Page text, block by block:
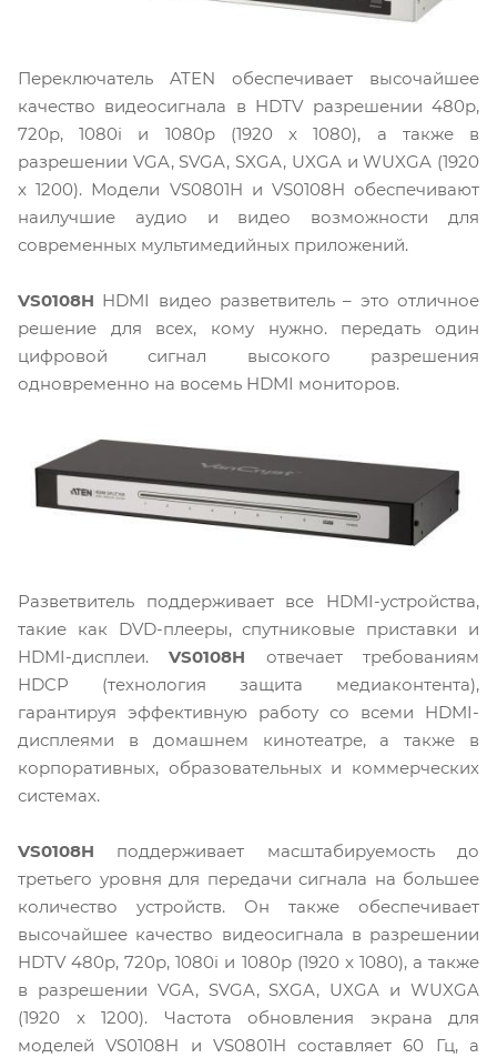
Переключатель ATEN обеспечивает высочайшее
качество видеосигнала в HDTV разрешении 480p,
720p, 1080i и 1080p (1920 x 1080), а также в
разрешении VGA, SVGA, SXGA, UXGA и WUXGA (1920
x 1200). Модели VS0801H и VS0108H обеспечивают
наилучшие аудио и видео возможности для
современных мультимедийных приложений.
VS0108H HDMI видео разветвитель – это отличное
решение для всех, кому нужно. передать один
цифровой сигнал высокого разрешения
одновременно на восемь HDMI мониторов.
Разветвитель поддерживает все HDMI-устройства,
такие как DVD-плееры, спутниковые приставки и
HDMI-дисплеи.VS0108H
отвечает требованиям
HDCP (технология защита медиаконтента),
гарантируя эффективную работу со всеми HDMI-
дисплеями в домашнем кинотеатре, а также в
корпоративных, образовательных и коммерческих
системах.
VS0108H
поддерживает масштабируемость до
третьего уровня для передачи сигнала на большее
количество устройств. Он также обеспечивает
высочайшее качество видеосигнала в разрешении
HDTV 480p, 720p, 1080i и 1080p (1920 x 1080), а также
в разрешении VGA, SVGA, SXGA, UXGA и WUXGA
(1920 x 1200). Частота обновления экрана для
моделей VS0108H и VS0801H составляет 60 Гц, а